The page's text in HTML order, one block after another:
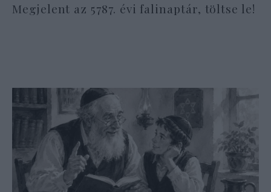
Megjelent az 5787. évi falinaptár, töltse le!